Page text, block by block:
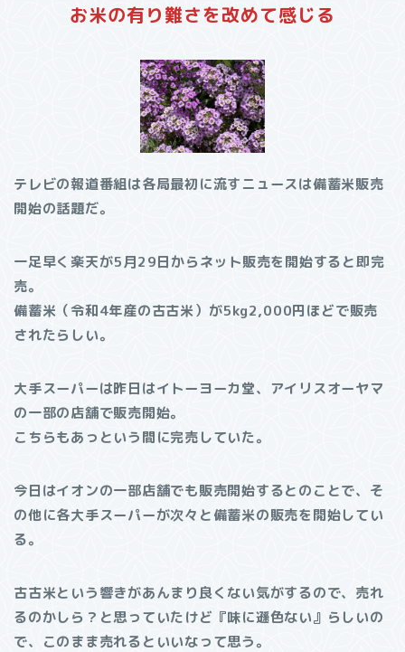
お米の有り難さを改めて感じる
テレビの報道番組は各局最初に流すニュースは備蓄米販売
開始の話題だ。
一足早く楽天が5月29日からネット販売を開始すると即完
売。
備蓄米（令和4年産の古古米）が5kg2,000円ほどで販売
されたらしい。
大手スーパーは昨日はイトーヨーカ堂、アイリスオーヤマ
の一部の店舗で販売開始。
こちらもあっという間に完売していた。
今日はイオンの一部店舗でも販売開始するとのことで、そ
の他に各大手スーパーが次々と備蓄米の販売を開始してい
る。
古古米という響きがあんまり良くない気がするので、売れ
るのかしら？と思っていたけど『味に遜色ない』らしいの
で、このまま売れるといいなって思う。